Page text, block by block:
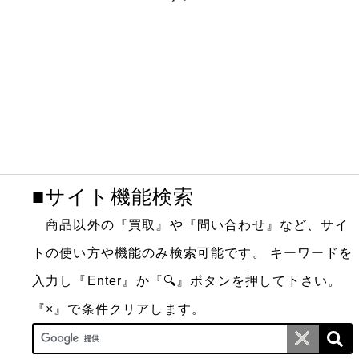
■サイト機能検索
商品以外の『買取』や『問い合わせ』など、サイ
トの使い方や機能のみ検索可能です。 キーワードを
入力し『Enter』か『🔍』ボタンを押して下さい。
『×』で条件クリアします。